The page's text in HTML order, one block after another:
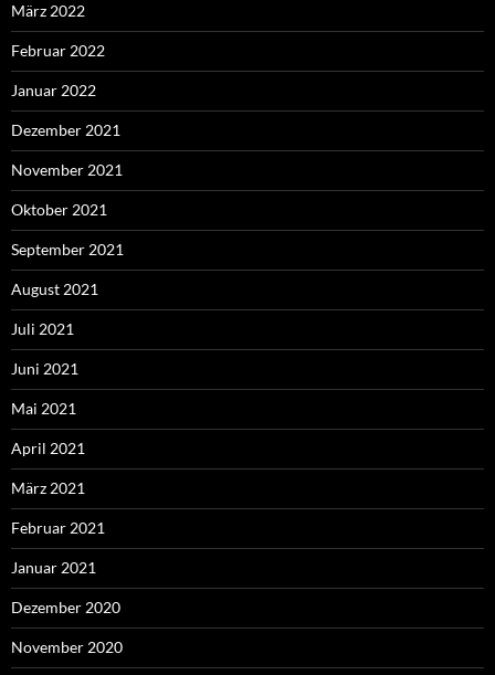
März 2022
Februar 2022
Januar 2022
Dezember 2021
November 2021
Oktober 2021
September 2021
August 2021
Juli 2021
Juni 2021
Mai 2021
April 2021
März 2021
Februar 2021
Januar 2021
Dezember 2020
November 2020